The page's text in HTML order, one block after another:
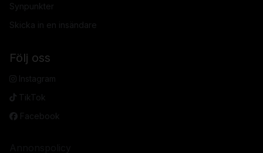
Synpunkter
Skicka in en insändare
Följ oss
Instagram
TikTok
Facebook